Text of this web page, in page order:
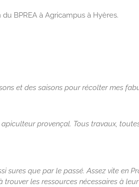
BPREA à Agricampus à Hyères.
et des saisons pour récolter mes
provençal. Tous travaux,
que par le passé. Assez vite en
les ressources nécessaires à